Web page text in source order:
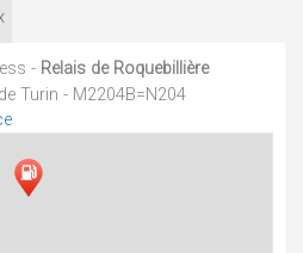
- Relais de Roquebillière
Turin - M2204B=N204